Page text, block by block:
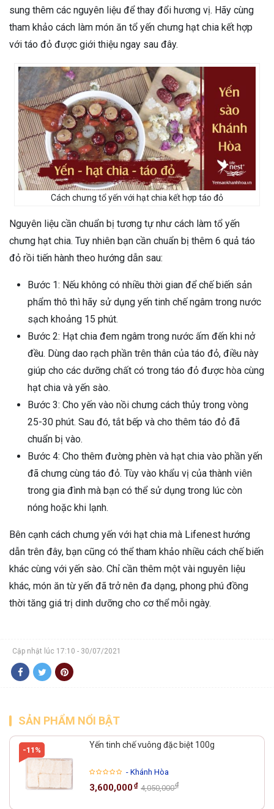
sung thêm các nguyên liệu để thay đổi hương vị. Hãy cùng
tham khảo cách làm món ăn tổ yến chưng hạt chia kết hợp
với táo đỏ được giới thiệu ngay sau đây.
Cách chưng tổ yến với hạt chia kết hợp táo đỏ
Nguyên liệu cần chuẩn bị tương tự như cách làm tổ yến
chưng hạt chia. Tuy nhiên bạn cần chuẩn bị thêm 6 quả táo
đỏ rồi tiến hành theo hướng dẫn sau:
Bước 1: Nếu không có nhiều thời gian để chế biến sản
phẩm thô thì hãy sử dụng yến tinh chế ngâm trong nước
sạch khoảng 15 phút.
Bước 2: Hạt chia đem ngâm trong nước ấm đến khi nở
đều. Dùng dao rạch phần trên thân của táo đỏ, điều này
giúp cho các dưỡng chất có trong táo đỏ được hòa cùng
hạt chia và yến sào.
Bước 3: Cho yến vào nồi chưng cách thủy trong vòng
25-30 phút. Sau đó, tắt bếp và cho thêm táo đỏ đã
chuẩn bị vào.
Bước 4: Cho thêm đường phèn và hạt chia vào phần yến
đã chưng cùng táo đỏ. Tùy vào khẩu vị của thành viên
trong gia đình mà bạn có thể sử dụng trong lúc còn
nóng hoặc khi lạnh.
Bên cạnh cách chưng yến với hạt chia mà Lifenest hướng
dẫn trên đây, bạn cũng có thể tham khảo nhiều cách chế biến
khác cùng với yến sào. Chỉ cần thêm một vài nguyên liệu
khác, món ăn từ yến đã trở nên đa dạng, phong phú đồng
thời tăng giá trị dinh dưỡng cho cơ thể mỗi ngày.
Cập nhật lúc 17:10 - 30/07/2021
SẢN PHẨM NỔI BẬT
-11%
Yến tinh chế vuông đặc biệt 100g
- Khánh Hòa
3,600,000₫ 4,050,000₫